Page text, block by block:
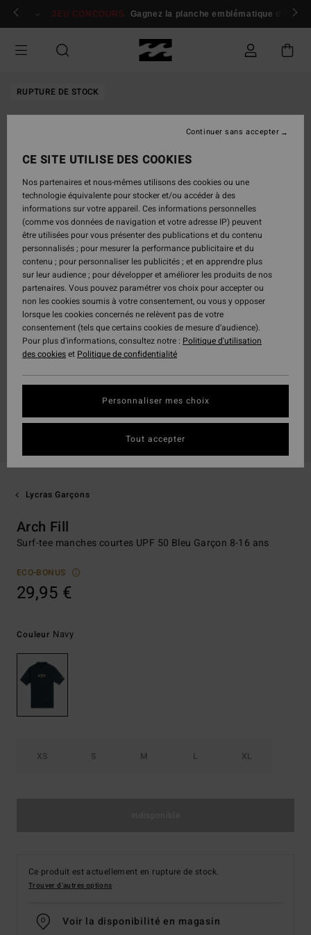
Passer
Se connecter / s'inscrire
JEU CONCOURS Gagnez la planche emblématique d'Andy
RUPTURE DE STOCK
Lycras Garçons
Arch Fill
Surf-tee manches courtes UPF 50 Bleu Garçon 8-16 ans
ECO-BONUS
29,95 €
Couleur Navy
XS S M L XL
Ce produit est actuellement en rupture de stock.
Trouver d'autres options
Voir la disponibilité en magasin
CE SITE UTILISE DES COOKIES
Nos partenaires et nous-mêmes utilisons des cookies ou une
technologie équivalente pour stocker et/ou accéder à des
informations sur votre appareil. Ces informations personnelles
(comme vos données de navigation et votre adresse IP) peuvent
être utilisées pour vous présenter des publications et du contenu
personnalisés ; pour mesurer la performance publicitaire et du
contenu ; pour personnaliser les publicités ; et en apprendre plus
sur leur audience ; pour développer et améliorer les produits de nos
partenaires. Vous pouvez paramétrer vos choix pour accepter ou
non les cookies soumis à votre consentement, ou vous y opposer
lorsque les cookies concernés ne relèvent pas de votre
consentement (tels que certains cookies de mesure d’audience).
Pour plus d'informations, consultez notre : Politique d'utilisation
des cookieset Politique de confidentialité
Personnaliser mes choix
Continuer sans accepter
Tout accepter